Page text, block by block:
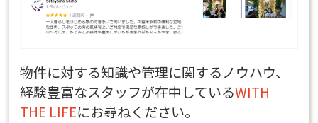
物件に対する知識や管理に関するノウハウ、
経験豊富なスタッフが在中しているWITH
THE LIFEにお尋ねください。